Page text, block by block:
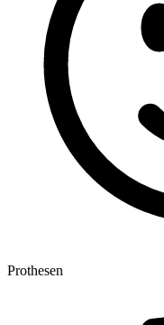
Prothesen